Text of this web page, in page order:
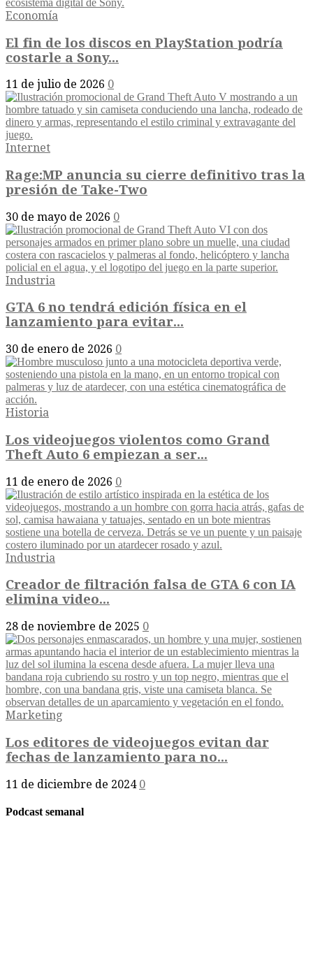
Economía
El fin de los discos en PlayStation podría
costarle a Sony...
11 de julio de 2026 0
Internet
Rage:MP anuncia su cierre definitivo tras la
presión de Take-Two
30 de mayo de 2026 0
Industria
GTA 6 no tendrá edición física en el
lanzamiento para evitar...
30 de enero de 2026 0
Historia
Los videojuegos violentos como Grand
Theft Auto 6 empiezan a ser...
11 de enero de 2026 0
Industria
Creador de filtración falsa de GTA 6 con IA
elimina video...
28 de noviembre de 2025 0
Marketing
Los editores de videojuegos evitan dar
fechas de lanzamiento para no...
11 de diciembre de 2024 0
Podcast semanal